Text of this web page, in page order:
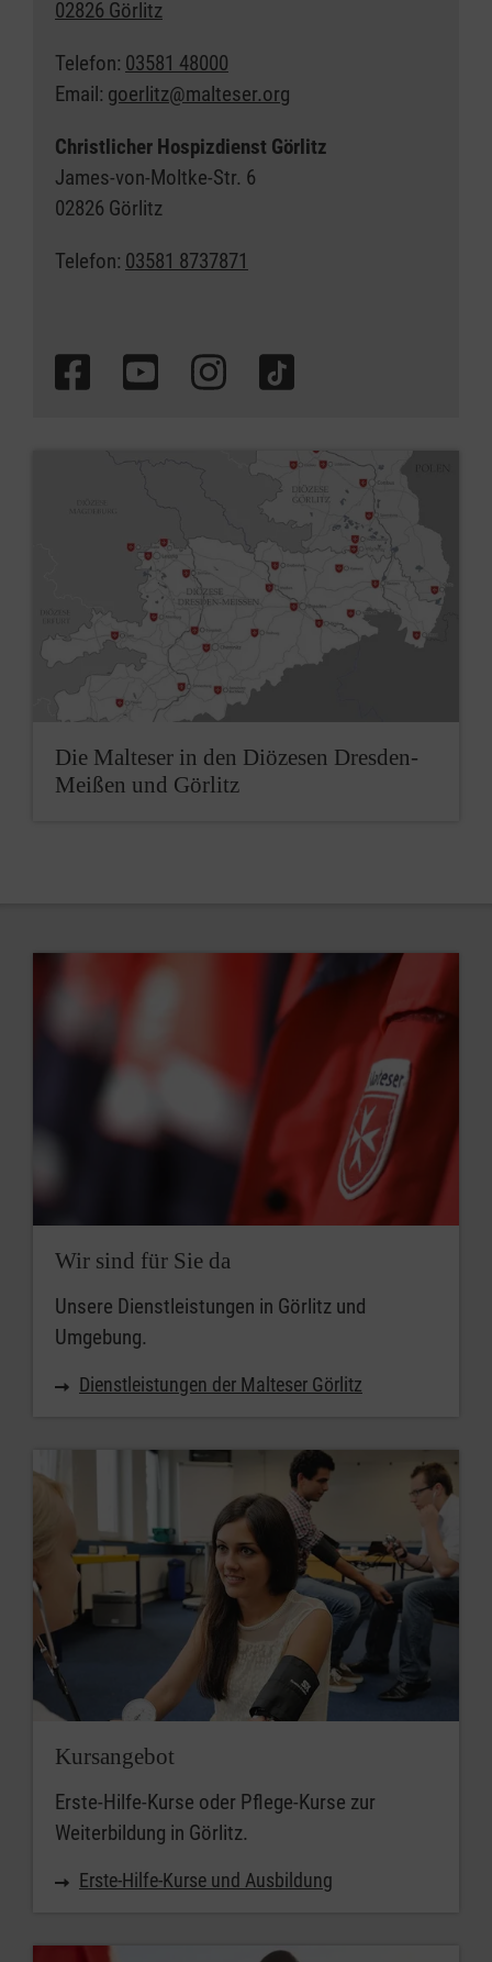
02826 Görlitz
Telefon: 03581 48000
Email: goerlitz@malteser.org
Christlicher Hospizdienst Görlitz
James-von-Moltke-Str. 6
02826 Görlitz
Telefon: 03581 8737871
Die Malteser in den Diözesen Dresden-
Meißen und Görlitz
Wir sind für Sie da
Unsere Dienstleistungen in Görlitz und
Umgebung.
Dienstleistungen der Malteser Görlitz
Kursangebot
Erste-Hilfe-Kurse oder Pflege-Kurse zur
Weiterbildung in Görlitz.
Erste-Hilfe-Kurse und Ausbildung